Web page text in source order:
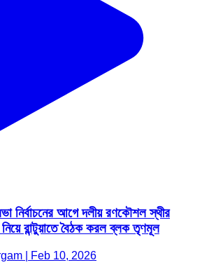
নির্বাচনের আগে দলীয় রণকৌশল স্থীর
রান্টুয়াতে বৈঠক করল ব্লক তৃণমূল
| Feb 10, 2026